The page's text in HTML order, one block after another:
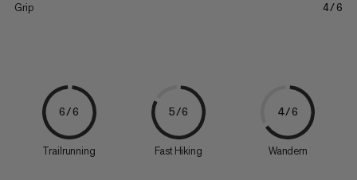
Grip 4/6
6/6
Trailrunning
5/6
Fast Hiking
4/6
Wandern